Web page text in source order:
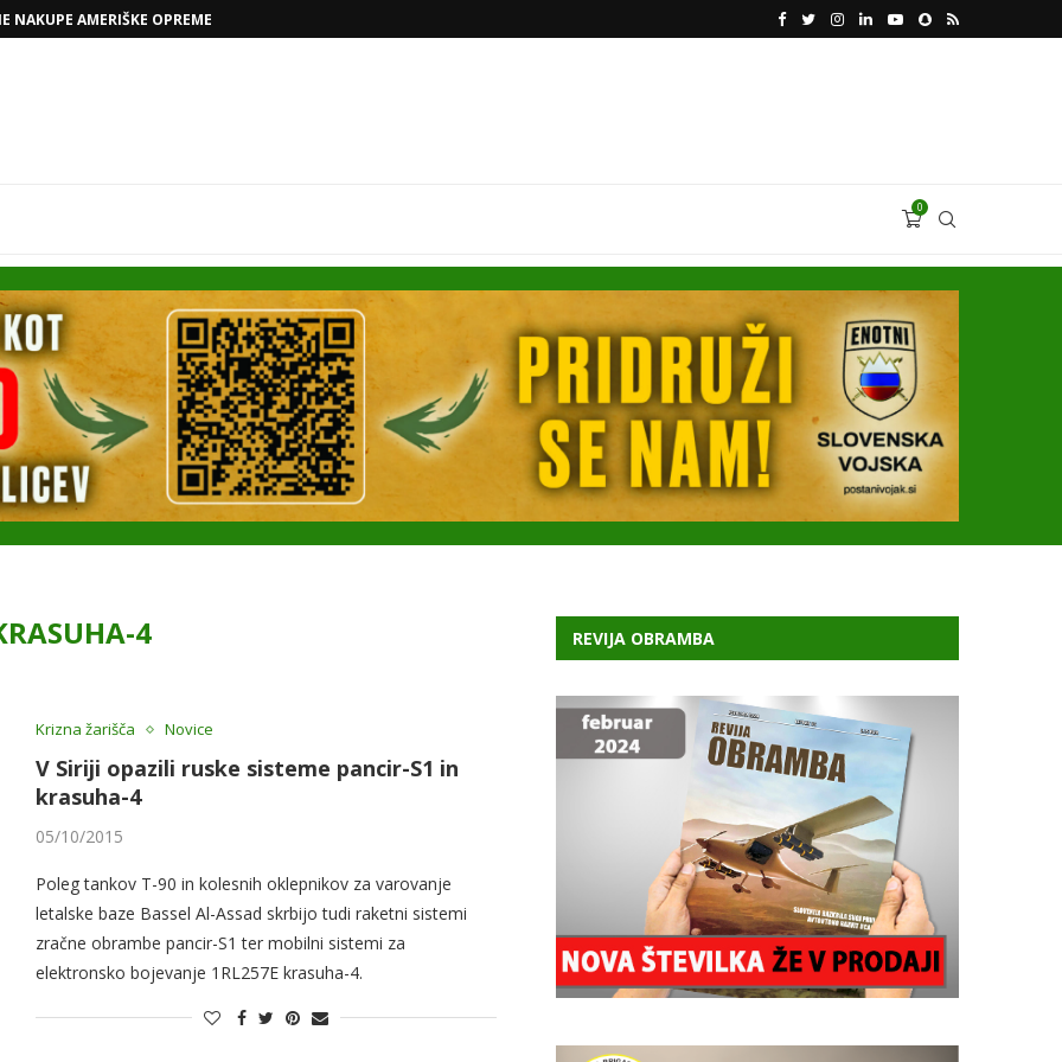
NAČRTE Z RAFAELOM VODJA UKROBORONPROMA HERMAN SMETANIN
0
4
Krizna žarišča Novice
V Siriji opazili ruske sisteme pancir-S1 in
krasuha-4
05/10/2015
Poleg tankov T-90 in kolesnih oklepnikov za varovanje
letalske baze Bassel Al-Assad skrbijo tudi raketni sistemi
zračne obrambe pancir-S1 ter mobilni sistemi za
elektronsko bojevanje 1RL257E krasuha-4.
REVIJA OBRAMBA